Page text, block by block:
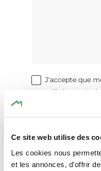
Ce site web utilise des
Les cookies nous
et les annonces, d'offrir
J'accepte que
utilisées
traitement des
Règlement
Données